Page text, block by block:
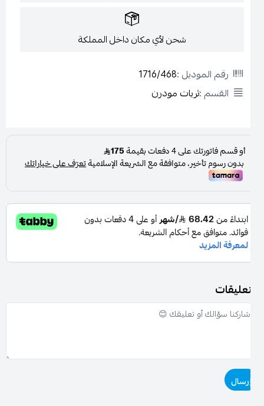
شحن لأي مكان داخل المملكة
رقم الموديل :1716/468
القسم :ثريات مودرن